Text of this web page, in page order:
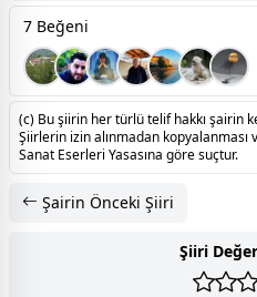
7 Beğeni
(c) Bu şiirin her türlü telif hakkı şairin
Şiirlerin izin alınmadan kopyalanması
Sanat Eserleri Yasasına göre suçtur.
Şairin Önceki Şiiri
Şiiri